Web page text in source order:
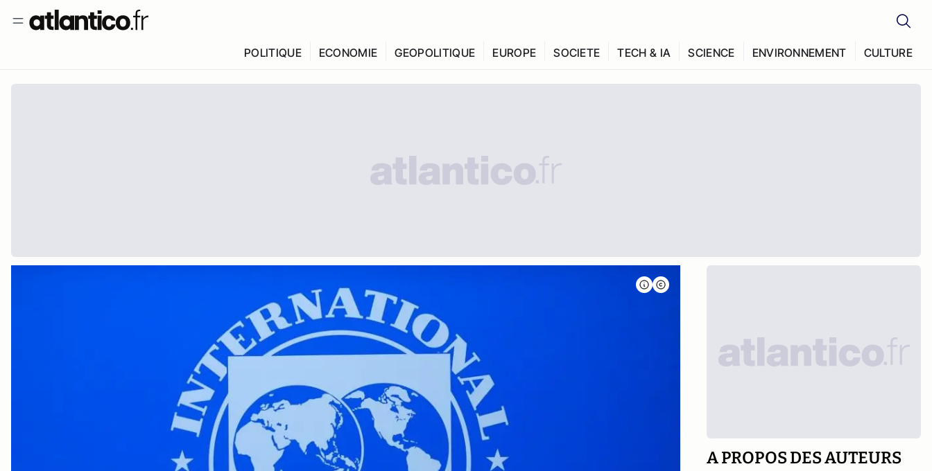
POLITIQUE ECONOMIE GEOPOLITIQUE EUROPE SOCIETE TECH & IA SCIENCE ENVIRONNEMENT CULTURE
A PROPOS DES AUTEURS